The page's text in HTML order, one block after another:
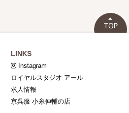
LINKS
Instagram
ロイヤルスタジオ アール
求人情報
京呉服 小糸伸輔の店